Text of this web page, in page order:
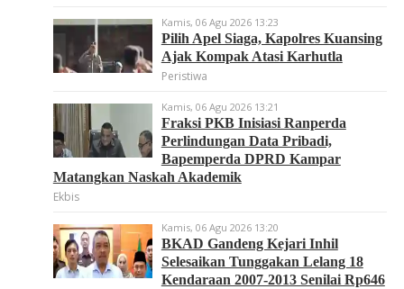
Kamis, 06 Agu 2026 13:23
Pilih Apel Siaga, Kapolres Kuansing
Ajak Kompak Atasi Karhutla
Peristiwa
Kamis, 06 Agu 2026 13:21
Fraksi PKB Inisiasi Ranperda
Perlindungan Data Pribadi,
Bapemperda DPRD Kampar
Matangkan Naskah Akademik
Ekbis
Kamis, 06 Agu 2026 13:20
BKAD Gandeng Kejari Inhil
Selesaikan Tunggakan Lelang 18
Kendaraan 2007-2013 Senilai Rp646